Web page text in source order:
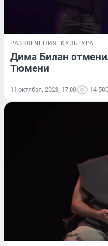
РАЗВЛЕЧЕНИЯ КУЛЬТУРА
Дима Билан
Тюмени
11 октября, 2023, 17:00 14 500